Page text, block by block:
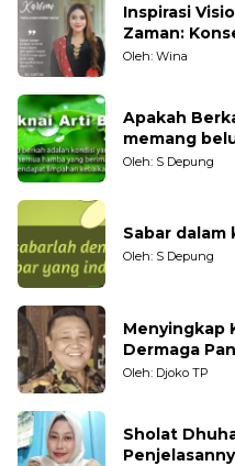
Inspirasi
Zaman: Konsep Kecakapan
Generasi
Oleh: Wina
Apakah
memang
Oleh: S Depung
Sabar dalam
Oleh: S Depung
Menyingkap
Dermaga
Nelayan
Oleh: Djoko TP
Sholat